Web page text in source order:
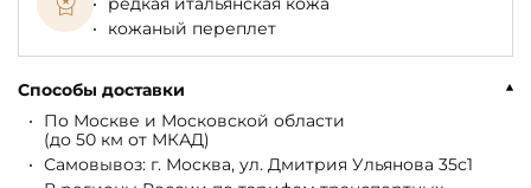
кожаный переплет
Способы доставки
По Москве и Московской области
(до 50 км от МКАД)
Самовывоз: г. Москва, ул. Дмитрия Ульянова 35с1